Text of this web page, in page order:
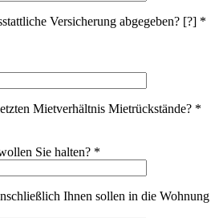
Versicherung abgegeben? [?] *
Mietverhältnis Mietrückstände? *
Sie halten? *
Ihnen sollen in die Wohnung